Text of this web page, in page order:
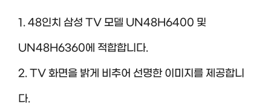
1. 48인치 삼성 TV 모델 UN48H6400 및
UN48H6360에 적합합니다.
2. TV 화면을 밝게 비추어 선명한 이미지를 제공합니
다.